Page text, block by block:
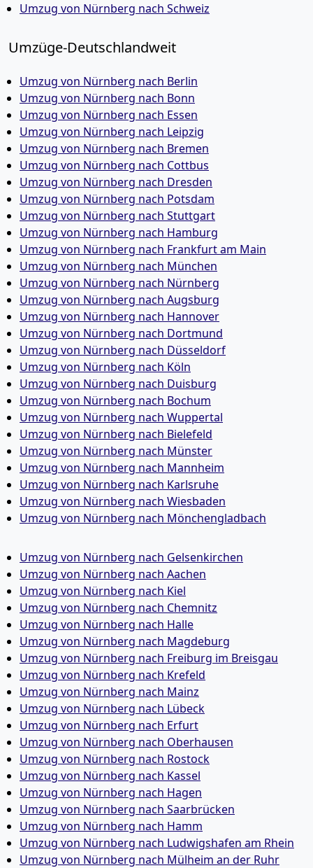
Umzug von Nürnberg nach Schweiz
Umzüge-Deutschlandweit
Umzug von Nürnberg nach Berlin
Umzug von Nürnberg nach Bonn
Umzug von Nürnberg nach Essen
Umzug von Nürnberg nach Leipzig
Umzug von Nürnberg nach Bremen
Umzug von Nürnberg nach Cottbus
Umzug von Nürnberg nach Dresden
Umzug von Nürnberg nach Potsdam
Umzug von Nürnberg nach Stuttgart
Umzug von Nürnberg nach Hamburg
Umzug von Nürnberg nach Frankfurt am Main
Umzug von Nürnberg nach München
Umzug von Nürnberg nach Nürnberg
Umzug von Nürnberg nach Augsburg
Umzug von Nürnberg nach Hannover
Umzug von Nürnberg nach Dortmund
Umzug von Nürnberg nach Düsseldorf
Umzug von Nürnberg nach Köln
Umzug von Nürnberg nach Duisburg
Umzug von Nürnberg nach Bochum
Umzug von Nürnberg nach Wuppertal
Umzug von Nürnberg nach Bielefeld
Umzug von Nürnberg nach Münster
Umzug von Nürnberg nach Mannheim
Umzug von Nürnberg nach Karlsruhe
Umzug von Nürnberg nach Wiesbaden
Umzug von Nürnberg nach Mönchen­gladbach
Umzug von Nürnberg nach Gelsenkirchen
Umzug von Nürnberg nach Aachen
Umzug von Nürnberg nach Kiel
Umzug von Nürnberg nach Chemnitz
Umzug von Nürnberg nach Halle
Umzug von Nürnberg nach Magdeburg
Umzug von Nürnberg nach Freiburg im Breisgau
Umzug von Nürnberg nach Krefeld
Umzug von Nürnberg nach Mainz
Umzug von Nürnberg nach Lübeck
Umzug von Nürnberg nach Erfurt
Umzug von Nürnberg nach Oberhausen
Umzug von Nürnberg nach Rostock
Umzug von Nürnberg nach Kassel
Umzug von Nürnberg nach Hagen
Umzug von Nürnberg nach Saarbrücken
Umzug von Nürnberg nach Hamm
Umzug von Nürnberg nach Ludwigshafen am Rhein
Umzug von Nürnberg nach Mülheim an der Ruhr